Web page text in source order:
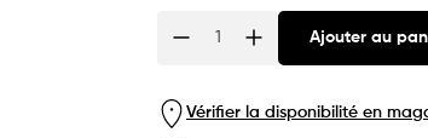
Quantité
Ajouter au
Vérifier la disponibilité en